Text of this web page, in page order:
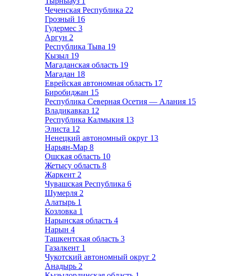
Чеченская Республика 22
Грозный 16
Гудермес 3
Аргун 2
Республика Тыва 19
Кызыл 19
Магаданская область 19
Магадан 18
Еврейская автономная область 17
Биробиджан 15
Республика Северная Осетия — Алания 15
Владикавказ 12
Республика Калмыкия 13
Элиста 12
Ненецкий автономный округ 13
Нарьян-Мар 8
Ошская область 10
Жетысу область 8
Жаркент 2
Чувашская Республика 6
Шумерля 2
Алатырь 1
Козловка 1
Нарынская область 4
Нарын 4
Ташкентская область 3
Газалкент 1
Чукотский автономный округ 2
Анадырь 2